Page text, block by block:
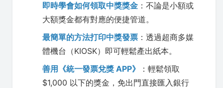
即時學會如何領取中獎獎金 ：不論是小額或
大額獎金都有對應的便捷管道。
最簡單的方法打印中獎發票 ：透過超商多媒
體機台（KIOSK）即可輕鬆產出紙本。
善用《統一發票兌獎 APP》
：輕鬆領取
$1,000 以下的獎金，免出門直接匯入銀行